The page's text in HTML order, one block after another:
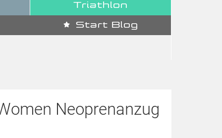
Triathlon
Start Blog
Neoprenanzug